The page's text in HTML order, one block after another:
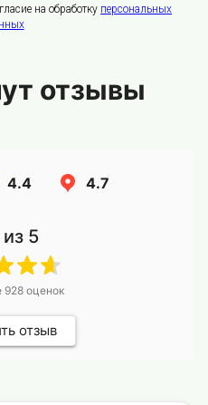
на обработку персональных
отзывы
4.4 4.7
из 5
928 оценок
отзыв